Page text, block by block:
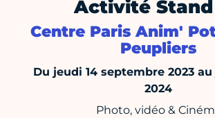
Activité
Centre Paris Anim'
Peupliers
Du jeudi 14 septembre 2023
2024
Photo, vidéo &